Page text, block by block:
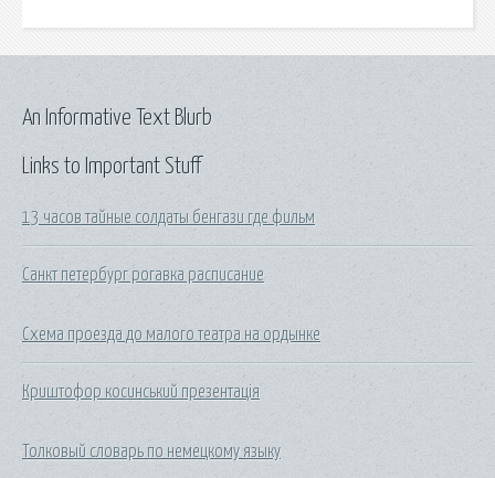
Links to Important Stuff
13 часов тайные солдаты бенгази где фильм
Санкт петербург рогавка расписание
Схема проезда до малого театра на ордынке
Криштофор косинський презентація
Толковый словарь по немецкому языку
An Informative Text Blurb